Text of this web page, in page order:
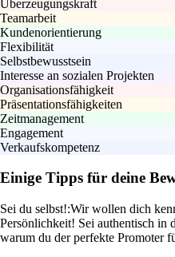
Überzeugungskraft
Teamarbeit
Kundenorientierung
Flexibilität
Selbstbewusstsein
Interesse an sozialen Projekten
Organisationsfähigkeit
Präsentationsfähigkeiten
Zeitmanagement
Engagement
Verkaufskompetenz
Einige Tipps für deine
Sei du selbst!:Wir wollen dich
Persönlichkeit! Sei authentisch in
warum du der perfekte Promoter